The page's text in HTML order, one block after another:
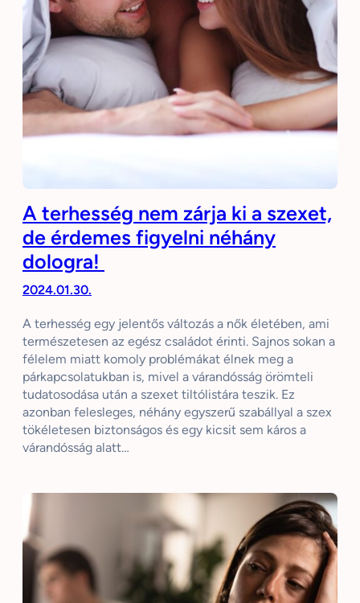
A terhesség nem zárja ki a szexet,
de érdemes figyelni néhány
dologra!
2024.01.30.
A terhesség egy jelentős változás a nők életében, ami
természetesen az egész családot érinti. Sajnos sokan a
félelem miatt komoly problémákat élnek meg a
párkapcsolatukban is, mivel a várandósság örömteli
tudatosodása után a szexet tiltólistára teszik. Ez
azonban felesleges, néhány egyszerű szabállyal a szex
tökéletesen biztonságos és egy kicsit sem káros a
várandósság alatt…